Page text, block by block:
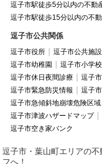
逗子市駅徒歩5分以内の不動
逗子市駅徒歩15分以内の不
逗子市公共関係
逗子市役所 逗子市公共施
逗子市幼稚園
逗子市小学校
逗子市休日夜間診療
逗子
逗子市緊急防災情報
逗子
逗子市急傾斜地崩壊危険区域
逗子市津波ハザードマップ
逗子市空き家バンク
逗子市・葉山町エリアの
フへ！